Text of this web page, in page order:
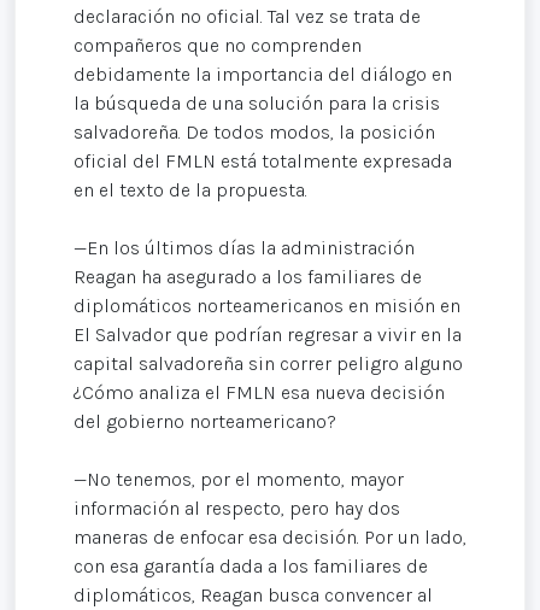
declaración no oficial. Tal vez se trata de
compañeros que no comprenden
debidamente la importancia del diálogo en
la búsqueda de una solución para la crisis
salvadoreña. De todos modos, la posición
oficial del FMLN está totalmente expresada
en el texto de la propuesta.
—En los últimos días la administración
Reagan ha asegurado a los familiares de
diplomáticos norteamericanos en misión en
El Salvador que podrían regresar a vivir en la
capital salvadoreña sin correr peligro alguno
¿Cómo analiza el FMLN esa nueva decisión
del gobierno norteamericano?
—No tenemos, por el momento, mayor
información al respecto, pero hay dos
maneras de enfocar esa decisión. Por un lado,
con esa garantía dada a los familiares de
diplomáticos, Reagan busca convencer al